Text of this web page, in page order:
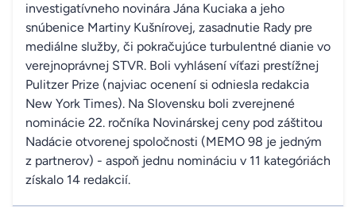
investigatívneho novinára Jána Kuciaka a jeho
snúbenice Martiny Kušnírovej, zasadnutie Rady pre
mediálne služby, či pokračujúce turbulentné dianie vo
verejnoprávnej STVR. Boli vyhlásení víťazi prestížnej
Pulitzer Prize (najviac ocenení si odniesla redakcia
New York Times). Na Slovensku boli zverejnené
nominácie 22. ročníka Novinárskej ceny pod záštitou
Nadácie otvorenej spoločnosti (MEMO 98 je jedným
z partnerov) - aspoň jednu nomináciu v 11 kategóriách
získalo 14 redakcií.